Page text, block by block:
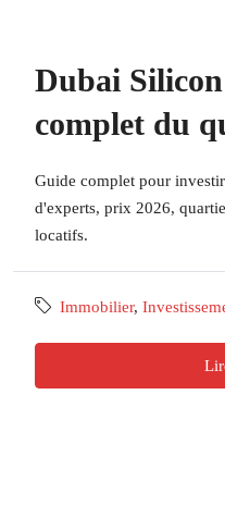
Dubai
complet du
Guide complet pour
d'experts, prix 2026,
locatifs.
Immobilier,